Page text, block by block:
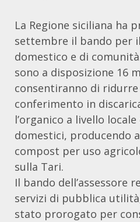
La Regione siciliana ha
settembre il bando per
domestico e di
sono a disposizione 16
consentiranno di
conferimento in
l’organico a livello
domestici, producendo
compost per uso
sulla Tari.
Il bando dell’assessore
servizi di pubblica
stato prorogato per